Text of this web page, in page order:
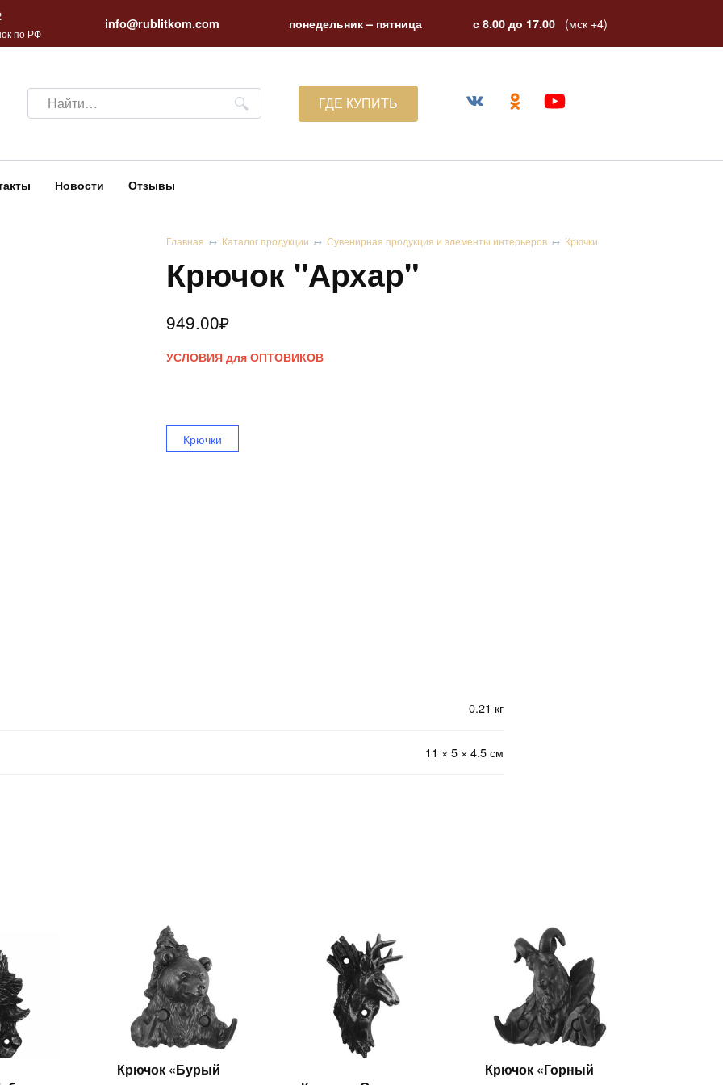
по РФ
info@rublitkom.com понедельник – пятница с 8.00 до 17.00 (мск +4)
Search
for:
ГДЕ КУПИТЬ
Новости Отзывы
Главная Каталог продукции Сувенирная продукция и элементы интерьеров Крючки
Крючок "Архар"
949.00₽
УСЛОВИЯ для ОПТОВИКОВ
Крючки
0.21 кг
11 × 5 × 4.5 см
Крючок «Бурый
Крючок «Горный